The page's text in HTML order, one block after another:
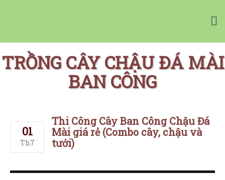
NHÀ CUNG CẤP
TRỒNG CÂY CHẬU ĐÁ MÀI
BAN CÔNG
01
Th7
Thi Công Cây Ban Công Chậu Đá
Mài giá rẻ (Combo cây, chậu và
tưới)